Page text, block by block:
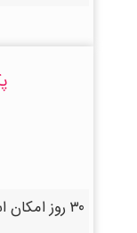
۳۰ روز امکان استفاده از پنل